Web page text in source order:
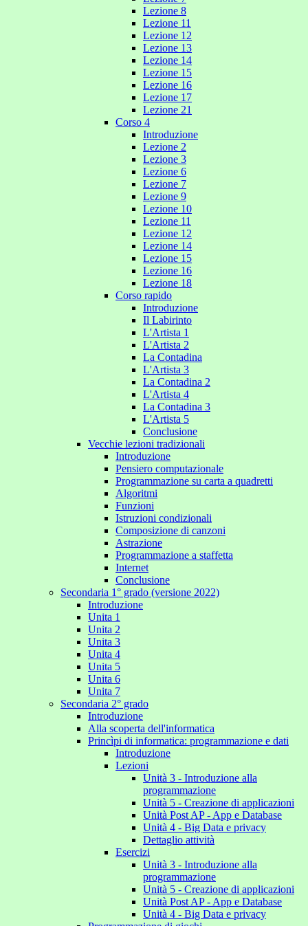
Lezione 8
Lezione 11
Lezione 12
Lezione 13
Lezione 14
Lezione 15
Lezione 16
Lezione 17
Lezione 21
Corso 4
Introduzione
Lezione 2
Lezione 3
Lezione 6
Lezione 7
Lezione 9
Lezione 10
Lezione 11
Lezione 12
Lezione 14
Lezione 15
Lezione 16
Lezione 18
Corso rapido
Introduzione
Il Labirinto
L'Artista 1
L'Artista 2
La Contadina
L'Artista 3
La Contadina 2
L'Artista 4
La Contadina 3
L'Artista 5
Conclusione
Vecchie lezioni tradizionali
Introduzione
Pensiero computazionale
Programmazione su carta a quadretti
Algoritmi
Funzioni
Istruzioni condizionali
Composizione di canzoni
Astrazione
Programmazione a staffetta
Internet
Conclusione
Secondaria 1° grado (versione 2022)
Introduzione
Unita 1
Unita 2
Unita 3
Unita 4
Unita 5
Unita 6
Unita 7
Secondaria 2° grado
Introduzione
Alla scoperta dell'informatica
Princìpi di informatica: programmazione e dati
Introduzione
Lezioni
Unità 3 - Introduzione alla
programmazione
Unità 5 - Creazione di applicazioni
Unità Post AP - App e Database
Unità 4 - Big Data e privacy
Dettaglio attività
Esercizi
Unità 3 - Introduzione alla
programmazione
Unità 5 - Creazione di applicazioni
Unità Post AP - App e Database
Unità 4 - Big Data e privacy